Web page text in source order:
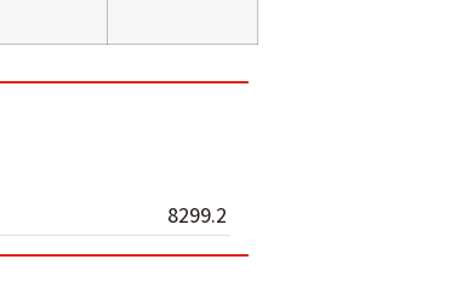
8299.2